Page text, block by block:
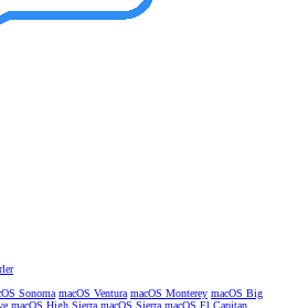
Sonoma macOS Ventura macOS Monterey macOS Big